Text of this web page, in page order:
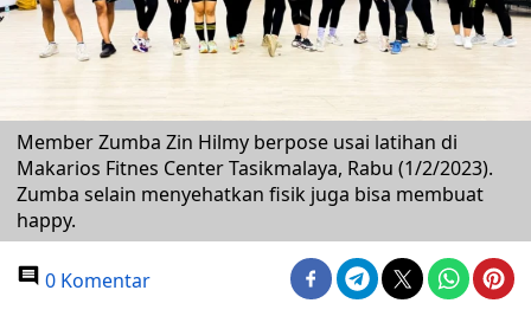
Member Zumba Zin Hilmy berpose usai latihan di
Makarios Fitnes Center Tasikmalaya, Rabu (1/2/2023).
Zumba selain menyehatkan fisik juga bisa membuat
happy.
0 Komentar